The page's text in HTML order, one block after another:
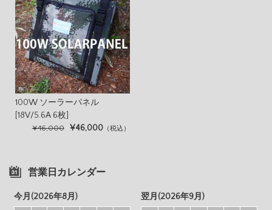
100W ソーラーパネル
[18V/5.6A 6枚]
¥46,000 ¥46,000 （税込）
営業日カレンダー
今月(2026年8月)
翌月(2026年9月)